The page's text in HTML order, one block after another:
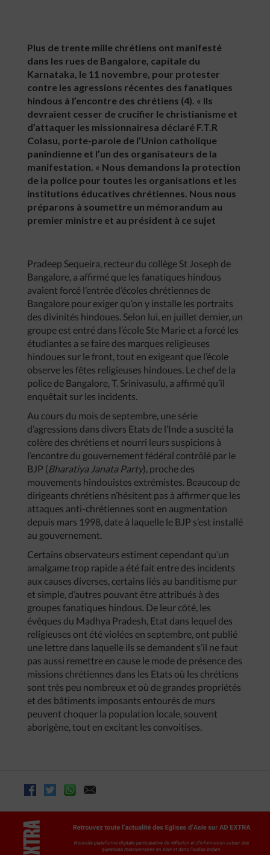
Plus de trente mille chrétiens ont manifesté
dans les rues de Bangalore, capitale du
Karnataka, le 11 novembre, pour protester
contre les agressions récentes des fanatiques
hindous à l’encontre des chrétiens (4). « Ils
devraient cesser de crucifier le christianisme et
d’attaquer les missionnairesa déclaré F.T.R
Colasu, porte-parole de l’Union catholique
panindienne et l’un des organisateurs de la
manifestation. « Nous demandons la protection
de la police pour toutes les organisations et les
institutions éducatives chrétiennes. Nous nous
préparons à soumettre un mémorandum au
premier ministre et au président à ce sujet
Pradeep Sequeira, recteur du collège St Joseph de
Bangalore, a affirmé que les fanatiques hindous
avaient forcé l’entrée d’écoles chrétiennes de
Bangalore pour exiger qu’on y installe les portraits
des divinités hindoues. Selon lui, en juillet dernier, un
groupe est entré dans l’école Ste Marie et a forcé les
étudiantes a se faire des marques religieuses
hindoues sur le front, tout en exigeant que l’école
observe les fêtes religieuses hindoues. Le chef de la
police de Bangalore, T. Srinivasulu, a affirmé qu’il
enquêtait sur les incidents.
Au cours du mois de septembre, une série
d’agressions dans divers Etats de l’Inde a suscité la
colère des chrétiens et nourri leurs suspicions à
l’encontre du gouvernement fédéral contrôlé par le
BJP (Bharatiya Janata Party), proche des
mouvements hindouistes extrémistes. Beaucoup de
dirigeants chrétiens n’hésitent pas à affirmer que les
attaques anti-chrétiennes sont en augmentation
depuis mars 1998, date à laquelle le BJP s’est installé
au gouvernement.
Certains observateurs estiment cependant qu’un
amalgame trop rapide a été fait entre des incidents
aux causes diverses, certains liés au banditisme pur
et simple, d’autres pouvant être attribués à des
groupes fanatiques hindous. De leur côté, les
évêques du Madhya Pradesh, Etat dans lequel des
religieuses ont été violées en septembre, ont publié
une lettre dans laquelle ils se demandent s’il ne faut
pas aussi remettre en cause le mode de présence des
missions chrétiennes dans les Etats où les chrétiens
sont très peu nombreux et où de grandes propriétés
et des bâtiments imposants entourés de murs
peuvent choquer la population locale, souvent
aborigène, tout en excitant les convoitises.